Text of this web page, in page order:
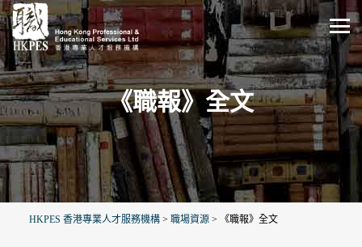
《職報》全文
HKPES 香港專業人才服務機構 > 職場資源 > 《職報》全文